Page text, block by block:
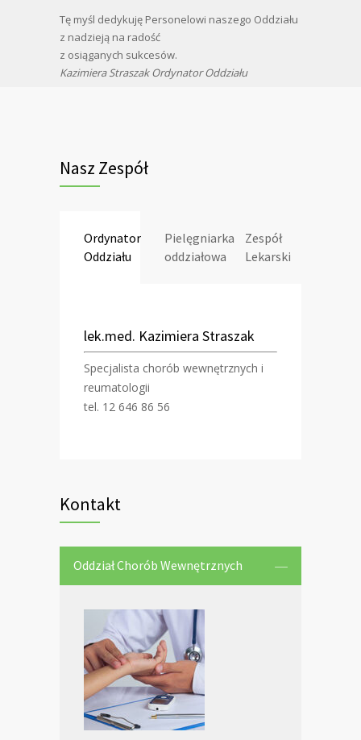
Tę myśl dedykuję Personelowi naszego Oddziału
z nadzieją na radość
z osiąganych sukcesów.
Kazimiera Straszak Ordynator Oddziału
Nasz Zespół
Ordynator
Oddziału
Pielęgniarka
oddziałowa
Zespół
Lekarski
lek.med. Kazimiera Straszak
Specjalista chorób wewnętrznych i
reumatologii
tel. 12 646 86 56
Kontakt
Oddział Chorób Wewnętrznych